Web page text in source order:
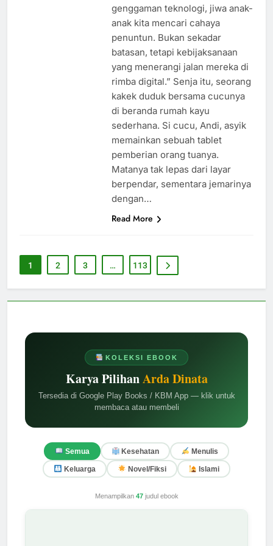
KOLEKSI EBOOK
Karya PilihanArda Dinata
Tersedia di Google Play Books / KBM App — klik untuk
membaca atau membeli
Semua Kesehatan Menulis
Keluarga Novel/Fiksi Islami
Menampilkan 47judul ebook
genggaman teknologi, jiwa anak-
anak kita mencari cahaya
penuntun. Bukan sekadar
batasan, tetapi kebijaksanaan
yang menerangi jalan mereka di
rimba digital.” Senja itu, seorang
kakek duduk bersama cucunya
di beranda rumah kayu
sederhana. Si cucu, Andi, asyik
memainkan sebuah tablet
pemberian orang tuanya.
Matanya tak lepas dari layar
berpendar, sementara jemarinya
dengan…
Read More
1 2 3 … 113